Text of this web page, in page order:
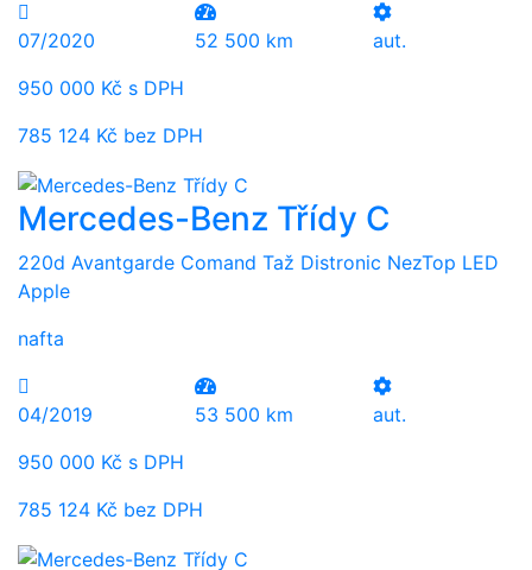
07/2020 52 500 km
aut.
950 000 Kč s DPH
785 124 Kč bez DPH
Mercedes-Benz Třídy C
220d Avantgarde Comand Taž Distronic NezTop LED
Apple
nafta
04/2019 53 500 km
aut.
950 000 Kč s DPH
785 124 Kč bez DPH